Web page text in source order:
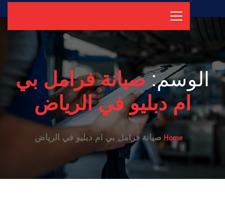
الوسم:صيانة فرامل بي
ام دبليو في الرياض
Home صيانة فرامل بي ام دبليو في الرياض